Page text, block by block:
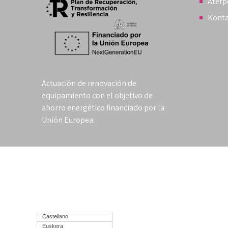
Actuación de renovación de
equipamiento con el objetivo de
ahorro energético financiado por la
Unión Europea.
Castellano
Euskera